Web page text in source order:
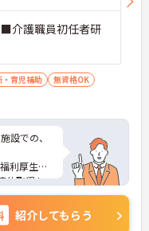
介護職員初任者研
・育児補助
無資格OK
設での、
利厚生が
休取得も
気軽にお
紹介してもらう